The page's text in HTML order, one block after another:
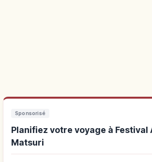
Sponsorisé
Planifiez votre voyage à Festival
Matsuri